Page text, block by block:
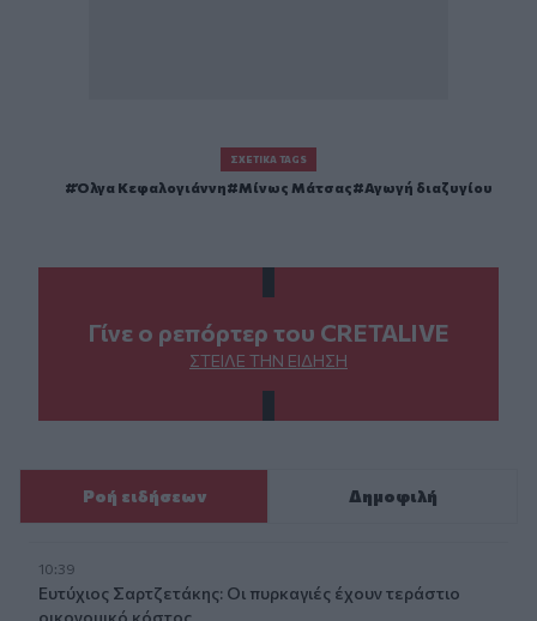
ΣΧΕΤΙΚΆ TAGS
Όλγα Κεφαλογιάννη Μίνως Μάτσας Αγωγή διαζυγίου
Γίνε ο ρεπόρτερ του CRETALIVE
ΣΤΕΊΛΕ ΤΗΝ ΕΊΔΗΣΗ
Ροή ειδήσεων Δημοφιλή
10:39
Ευτύχιος Σαρτζετάκης: Οι πυρκαγιές έχουν τεράστιο
οικονομικό κόστος